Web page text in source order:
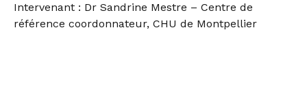
Intervenant : Dr Sandrine Mestre – Centre de
référence coordonnateur, CHU de Montpellier